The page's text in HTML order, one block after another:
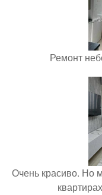
Ремонт
Очень красиво. Но